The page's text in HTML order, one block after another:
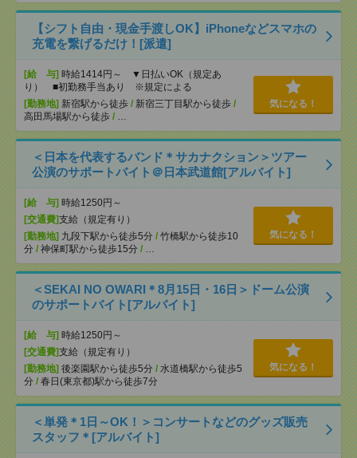
【シフト自由・現金手渡しOK】iPhoneなどスマホの
充電を繋げるだけ！[派遣]
[給 与] 時給1414円～ ▼日払いOK（規定あ
り） ■初勤務手当あり ※規定による
[勤務地] 新宿駅から徒歩 / 新宿三丁目駅から徒歩 /
高田馬場駅から徒歩 / …
気になる！
＜日本を代表するバンド＊サカナクション＞ツアー
公演のサポートバイト＠日本武道館[アルバイト]
[給 与] 時給1250円～
[交通費]支給（規定有り）
[勤務地] 九段下駅から徒歩5分 / 竹橋駅から徒歩10
分 / 神保町駅から徒歩15分 / …
気になる！
＜SEKAI NO OWARI＊8月15日・16日＞ドーム公演
のサポートバイト[アルバイト]
[給 与] 時給1250円～
[交通費]支給（規定有り）
[勤務地] 後楽園駅から徒歩5分 / 水道橋駅から徒歩5
分 / 春日(東京都)駅から徒歩7分
気になる！
＜単発＊1日～OK！＞コンサートなどのグッズ販売
スタッフ＊[アルバイト]